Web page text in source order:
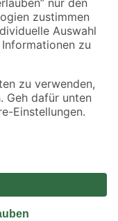
Angebote sind unter
Verfügbarkeiten beziehen
mit Speditionsversand, hier
widerrufen